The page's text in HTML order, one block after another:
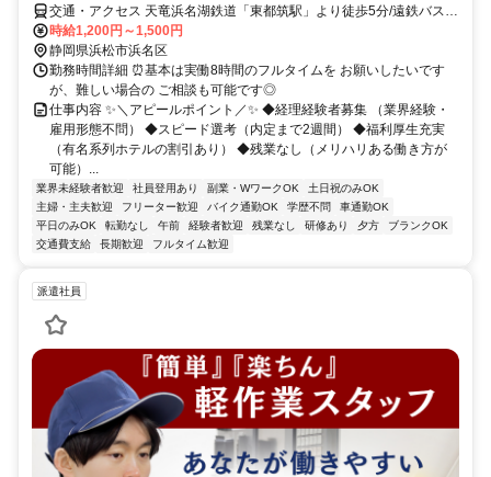
交通・アクセス 天竜浜名湖鉄道「東都筑駅」より徒歩5分/遠鉄バス
「東都筑駅」より徒歩10分
時給1,200円～1,500円
静岡県浜松市浜名区
勤務時間詳細 ⏰基本は実働8時間のフルタイムを お願いしたいです
が、難しい場合の ご相談も可能です◎
仕事内容 ✨＼アピールポイント／✨ ◆経理経験者募集 （業界経験・
雇用形態不問） ◆スピード選考（内定まで2週間） ◆福利厚生充実
（有名系列ホテルの割引あり） ◆残業なし（メリハリある働き方が
可能）...
業界未経験者歓迎 社員登用あり 副業・WワークOK
土日祝のみOK
主婦・主夫歓迎
フリーター歓迎 バイク通勤OK 学歴不問
車通勤OK
平日のみOK
転勤なし 午前 経験者歓迎 残業なし 研修あり 夕方
ブランクOK
交通費支給
長期歓迎 フルタイム歓迎
派遣社員